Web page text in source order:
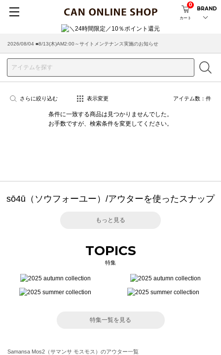
カート
0
BRAND
2026/08/04 ■8/13(木)AM2:00～サイトメンテナンス実施のお知らせ
さらに絞り込む 表示変更 アイテム数： 件
条件に一致する商品は見つかりませんでした。
お手数ですが、検索条件を変更してください。
sō4ū（ソウフォーユー）/アウターを使ったスナップ
もっと見る
TOPICS
特集
特集一覧を見る
Samansa Mos2（サマンサ モスモス）のアウター一覧